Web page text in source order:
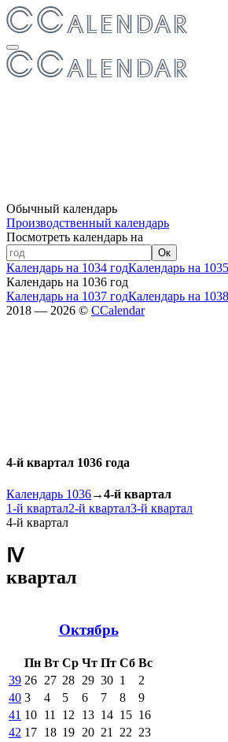
Обычный календарь
Производственный календарь
Посмотреть календарь на
Ок
Календарь на 1034 годКалендарь на
Календарь на 1036 год
Календарь на 1037 годКалендарь на
2018 — 2026 © CCalendar
4-й квартал 1036 года
Календарь 1036→4-й квартал
1-й квартал2-й квартал3-й квартал
4-й квартал
Ⅳ
квартал
Октябрь
Пн Вт Ср Чт Пт Сб Вс
39 26 27 28 29 30 1
2
40 3 4 5 6 7 8
9
41 10 11 12 13 14 15 16
42 17 18 19 20 21 22 23